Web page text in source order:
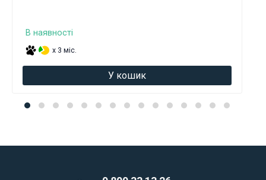
В наявності
x 3 міс.
У кошик